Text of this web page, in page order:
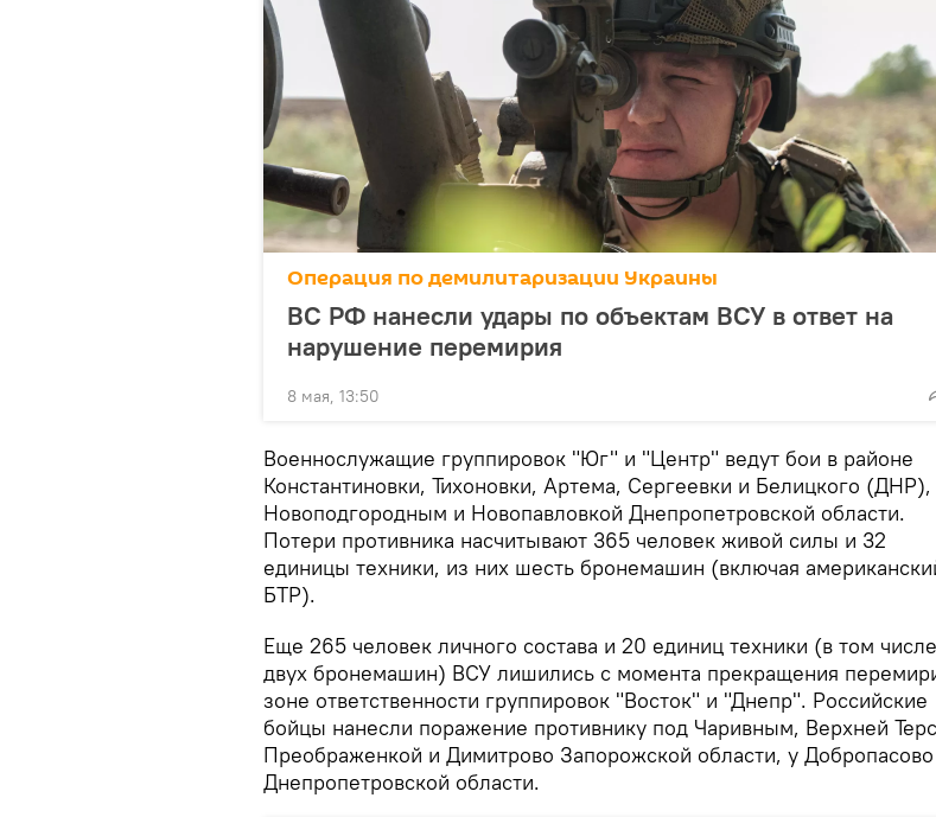
Операция по демилитаризации Украины
ВС РФ нанесли удары по объектам ВСУ в ответ на
нарушение перемирия
8 мая, 13:50
Военнослужащие группировок "Юг" и "Центр" ведут бои в районе
Константиновки, Тихоновки, Артема, Сергеевки и Белицкого
Новоподгородным и Новопавловкой Днепропетровской области.
Потери противника насчитывают 365 человек живой силы и 32
единицы техники, из них шесть бронемашин (включая
БТР).
Еще 265 человек личного состава и 20 единиц техники (в том числе
двух бронемашин) ВСУ лишились с момента прекращения
зоне ответственности группировок "Восток" и "Днепр". Российские
бойцы нанесли поражение противнику под Чаривным, Верхней
Преображенкой и Димитрово Запорожской области, у Добропасово
Днепропетровской области.